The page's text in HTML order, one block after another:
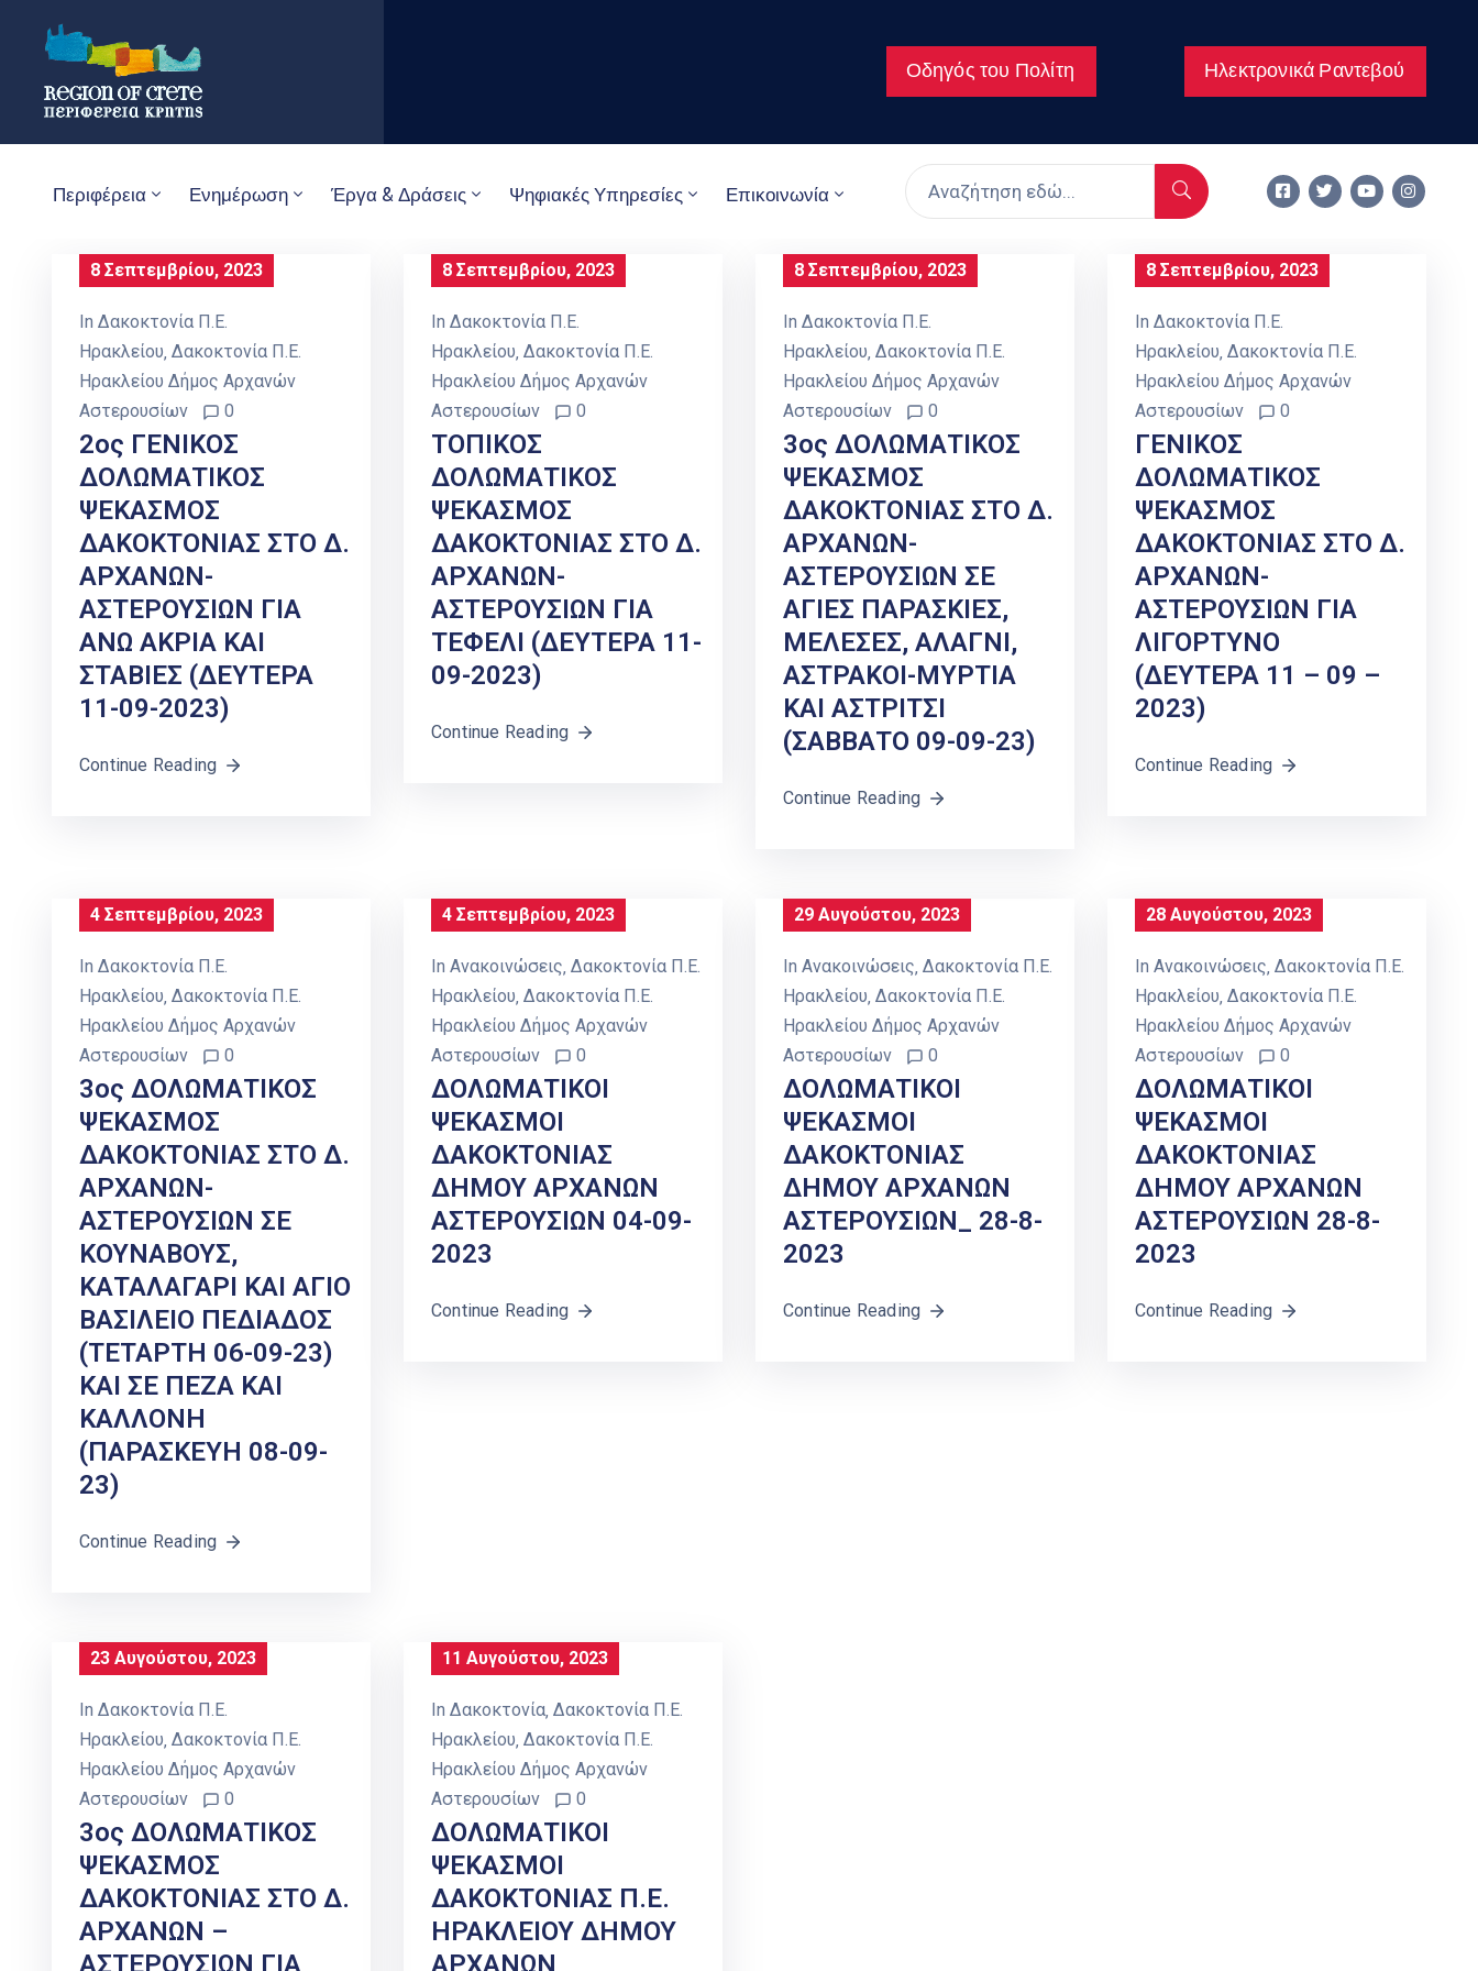
Οδηγός του Πολίτη Ηλεκτρονικά Ραντεβού
Περιφέρεια Ενημέρωση Έργα & Δράσεις Ψηφιακές Υπηρεσίες Επικοινωνία
8 Σεπτεμβρίου, 2023
In Δακοκτονία Π.Ε.
Ηρακλείου‚ Δακοκτονία Π.Ε.
Ηρακλείου Δήμος Αρχανών
Αστερουσίων
0
2ος ΓΕΝΙΚΟΣ
ΔΟΛΩΜΑΤΙΚΟΣ
ΨΕΚΑΣΜΟΣ
ΔΑΚΟΚΤΟΝΙΑΣ ΣΤΟ Δ.
ΑΡΧΑΝΩΝ-
ΑΣΤΕΡΟΥΣΙΩΝ ΓΙΑ
ΑΝΩ ΑΚΡΙΑ ΚΑΙ
ΣΤΑΒΙΕΣ (ΔΕΥΤΕΡΑ
11-09-2023)
Continue Reading
8 Σεπτεμβρίου, 2023
In Δακοκτονία Π.Ε.
Ηρακλείου‚ Δακοκτονία Π.Ε.
Ηρακλείου Δήμος Αρχανών
Αστερουσίων
0
ΤΟΠΙΚΟΣ
ΔΟΛΩΜΑΤΙΚΟΣ
ΨΕΚΑΣΜΟΣ
ΔΑΚΟΚΤΟΝΙΑΣ ΣΤΟ Δ.
ΑΡΧΑΝΩΝ-
ΑΣΤΕΡΟΥΣΙΩΝ ΓΙΑ
ΤΕΦΕΛΙ (ΔΕΥΤΕΡΑ 11-
09-2023)
Continue Reading
8 Σεπτεμβρίου, 2023
In Δακοκτονία Π.Ε.
Ηρακλείου‚ Δακοκτονία Π.Ε.
Ηρακλείου Δήμος Αρχανών
Αστερουσίων
0
3ος ΔΟΛΩΜΑΤΙΚΟΣ
ΨΕΚΑΣΜΟΣ
ΔΑΚΟΚΤΟΝΙΑΣ ΣΤΟ Δ.
ΑΡΧΑΝΩΝ-
ΑΣΤΕΡΟΥΣΙΩΝ ΣΕ
ΑΓΙΕΣ ΠΑΡΑΣΚΙΕΣ,
ΜΕΛΕΣΕΣ, ΑΛΑΓΝΙ,
ΑΣΤΡΑΚΟΙ-ΜΥΡΤΙΑ
ΚΑΙ ΑΣΤΡΙΤΣΙ
(ΣΑΒΒΑΤΟ 09-09-23)
Continue Reading
8 Σεπτεμβρίου, 2023
In Δακοκτονία Π.Ε.
Ηρακλείου‚ Δακοκτονία Π.Ε.
Ηρακλείου Δήμος Αρχανών
Αστερουσίων
0
ΓΕΝΙΚΟΣ
ΔΟΛΩΜΑΤΙΚΟΣ
ΨΕΚΑΣΜΟΣ
ΔΑΚΟΚΤΟΝΙΑΣ ΣΤΟ Δ.
ΑΡΧΑΝΩΝ-
ΑΣΤΕΡΟΥΣΙΩΝ ΓΙΑ
ΛΙΓΟΡΤΥΝΟ
(ΔΕΥΤΕΡΑ 11 – 09 –
2023)
Continue Reading
4 Σεπτεμβρίου, 2023
In Δακοκτονία Π.Ε.
Ηρακλείου‚ Δακοκτονία Π.Ε.
Ηρακλείου Δήμος Αρχανών
Αστερουσίων
0
3ος ΔΟΛΩΜΑΤΙΚΟΣ
ΨΕΚΑΣΜΟΣ
ΔΑΚΟΚΤΟΝΙΑΣ ΣΤΟ Δ.
ΑΡΧΑΝΩΝ-
ΑΣΤΕΡΟΥΣΙΩΝ ΣΕ
ΚΟΥΝΑΒΟΥΣ,
ΚΑΤΑΛΑΓΑΡΙ ΚΑΙ ΑΓΙΟ
ΒΑΣΙΛΕΙΟ ΠΕΔΙΑΔΟΣ
(ΤΕΤΑΡΤΗ 06-09-23)
ΚΑΙ ΣΕ ΠΕΖΑ ΚΑΙ
ΚΑΛΛΟΝΗ
(ΠΑΡΑΣΚΕΥΗ 08-09-
23)
Continue Reading
4 Σεπτεμβρίου, 2023
In Ανακοινώσεις‚ Δακοκτονία Π.Ε.
Ηρακλείου‚ Δακοκτονία Π.Ε.
Ηρακλείου Δήμος Αρχανών
Αστερουσίων
0
ΔΟΛΩΜΑΤΙΚΟΙ
ΨΕΚΑΣΜΟΙ
ΔΑΚΟΚΤΟΝΙΑΣ
ΔΗΜΟΥ ΑΡΧΑΝΩΝ
ΑΣΤΕΡΟΥΣΙΩΝ 04-09-
2023
Continue Reading
29 Αυγούστου, 2023
In Ανακοινώσεις‚ Δακοκτονία Π.Ε.
Ηρακλείου‚ Δακοκτονία Π.Ε.
Ηρακλείου Δήμος Αρχανών
Αστερουσίων
0
ΔΟΛΩΜΑΤΙΚΟΙ
ΨΕΚΑΣΜΟΙ
ΔΑΚΟΚΤΟΝΙΑΣ
ΔΗΜΟΥ ΑΡΧΑΝΩΝ
ΑΣΤΕΡΟΥΣΙΩΝ_ 28-8-
2023
Continue Reading
28 Αυγούστου, 2023
In Ανακοινώσεις‚ Δακοκτονία Π.Ε.
Ηρακλείου‚ Δακοκτονία Π.Ε.
Ηρακλείου Δήμος Αρχανών
Αστερουσίων
0
ΔΟΛΩΜΑΤΙΚΟΙ
ΨΕΚΑΣΜΟΙ
ΔΑΚΟΚΤΟΝΙΑΣ
ΔΗΜΟΥ ΑΡΧΑΝΩΝ
ΑΣΤΕΡΟΥΣΙΩΝ 28-8-
2023
Continue Reading
23 Αυγούστου, 2023
In Δακοκτονία Π.Ε.
Ηρακλείου‚ Δακοκτονία Π.Ε.
Ηρακλείου Δήμος Αρχανών
Αστερουσίων
0
3ος ΔΟΛΩΜΑΤΙΚΟΣ
ΨΕΚΑΣΜΟΣ
ΔΑΚΟΚΤΟΝΙΑΣ ΣΤΟ Δ.
ΑΡΧΑΝΩΝ –
ΑΣΤΕΡΟΥΣΙΩΝ ΓΙΑ
11 Αυγούστου, 2023
In Δακοκτονία‚ Δακοκτονία Π.Ε.
Ηρακλείου‚ Δακοκτονία Π.Ε.
Ηρακλείου Δήμος Αρχανών
Αστερουσίων
0
ΔΟΛΩΜΑΤΙΚΟΙ
ΨΕΚΑΣΜΟΙ
ΔΑΚΟΚΤΟΝΙΑΣ Π.Ε.
ΗΡΑΚΛΕΙΟΥ ΔΗΜΟΥ
ΑΡΧΑΝΩΝ